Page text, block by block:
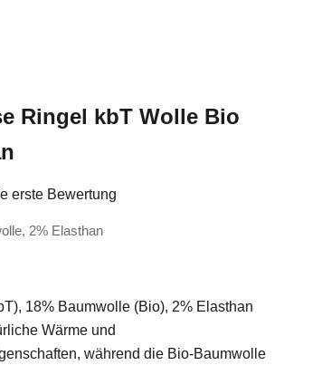
Ringel kbT Wolle Bio
erste Bewertung
2% Elasthan
18% Baumwolle (Bio), 2% Elasthan
Wärme und
während die Bio-Baumwolle